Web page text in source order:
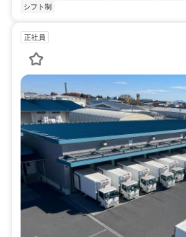
シフト制
正社員